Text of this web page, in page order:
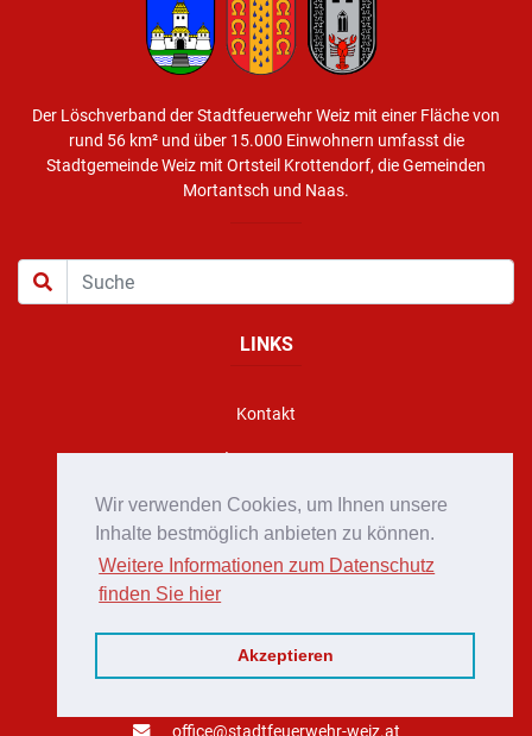
Wir verwenden Cookies, um Ihnen unsere
Inhalte bestmöglich anbieten zu können.
Weitere Informationen zum Datenschutz
finden Sie hier
Akzeptieren
Der Löschverband der Stadtfeuerwehr Weiz mit einer Fläche von
rund 56 km² und über 15.000 Einwohnern umfasst die
Stadtgemeinde Weiz mit Ortsteil Krottendorf, die Gemeinden
Mortantsch und Naas.
LINKS
Kontakt
Impressum
Mitglieder-Bereich
Webmail